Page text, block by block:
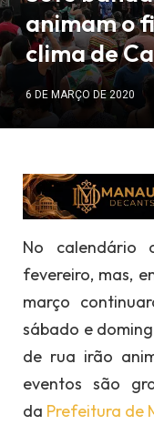
animam o
clima de
6 DE MARÇO DE 2020
No calendário
fevereiro, mas,
março
sábado e
de rua irão
eventos são
da Prefeitura de